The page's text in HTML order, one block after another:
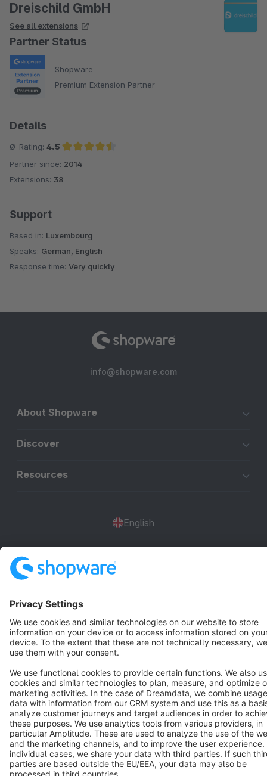
Dreischild GmbH
See all extensions
Partner Status
Shopware
Premium Extension Partner
Details
Ø-Rating: 4.5
Average rating of 4.5 out of 5 stars
Partner since: 2014
Extensions: 38
Support
Based in: Luxembourg
Speaks: German, English
Response time: Very quickly
info@shopware.com
About Shopware
Discover
Resources
English
Terms & Conditions
Cookie settings
Copyright © shopware AG - All rights reserved
Notice: * All prices are quoted net of the statutory value-added tax